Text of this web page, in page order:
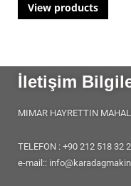
View products
İletişim
MIMAR HAYRETTIN
TELEFON : +90 212 518 32
e-mail::